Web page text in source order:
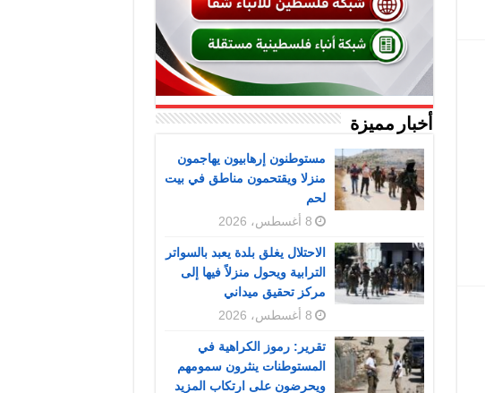
أخبار مميزة
مستوطنون إرهابيون يهاجمون
منزلا ويقتحمون مناطق في بيت
لحم
8 أغسطس، 2026
الاحتلال يغلق بلدة يعبد بالسواتر
الترابية ويحول منزلاً فيها إلى
مركز تحقيق ميداني
8 أغسطس، 2026
تقرير: رموز الكراهية في
المستوطنات ينثرون سمومهم
ويحرضون على ارتكاب المزيد